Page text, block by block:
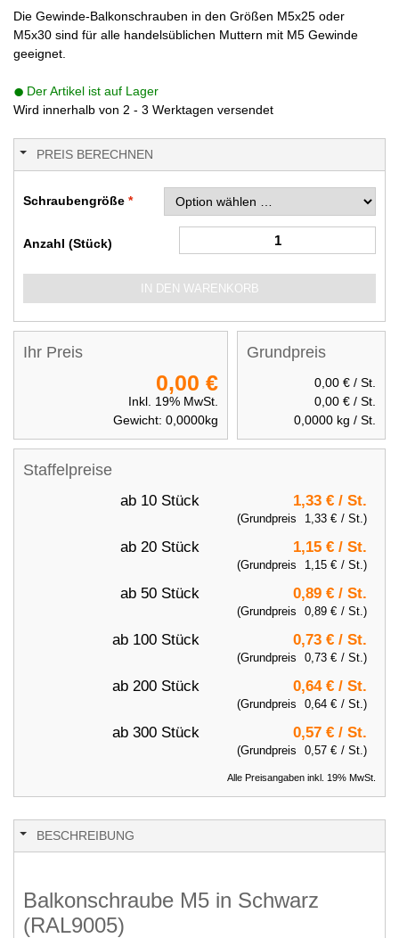
Die Gewinde-Balkonschrauben in den Größen M5x25 oder
M5x30 sind für alle handelsüblichen Muttern mit M5 Gewinde
geeignet.
Der Artikel ist auf Lager
Wird innerhalb von 2 - 3 Werktagen versendet
PREIS BERECHNEN
Schraubengröße
Anzahl (Stück)
IN DEN WARENKORB
Staffelpreise
ab 10 Stück 1,33 € / St.
(Grundpreis 1,33 € / St.)
ab 20 Stück 1,15 € / St.
(Grundpreis 1,15 € / St.)
ab 50 Stück 0,89 € / St.
(Grundpreis 0,89 € / St.)
ab 100 Stück 0,73 € / St.
(Grundpreis 0,73 € / St.)
ab 200 Stück 0,64 € / St.
(Grundpreis 0,64 € / St.)
ab 300 Stück 0,57 € / St.
(Grundpreis 0,57 € / St.)
Alle Preisangaben inkl. 19% MwSt.
Grundpreis
0,00 € / St.
0,00 € / St.
0,0000 kg / St.
Ihr Preis
0,00 €
Inkl. 19% MwSt.
Gewicht: 0,0000kg
BESCHREIBUNG
Balkonschraube M5 in Schwarz
(RAL9005)